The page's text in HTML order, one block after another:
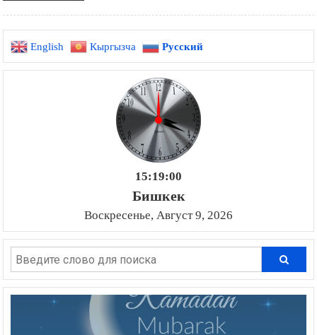
English Кыргызча Русский
15:19:01
Бишкек
Воскресенье, Август 9, 2026